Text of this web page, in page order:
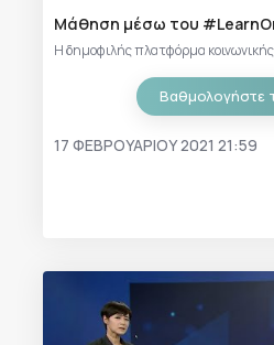
Μάθηση μέσω του
Η δημοφιλής πλατφόρμα
Βαθμολογήστε
17 ΦΕΒΡΟΥΑΡΊΟΥ 2021 21:59